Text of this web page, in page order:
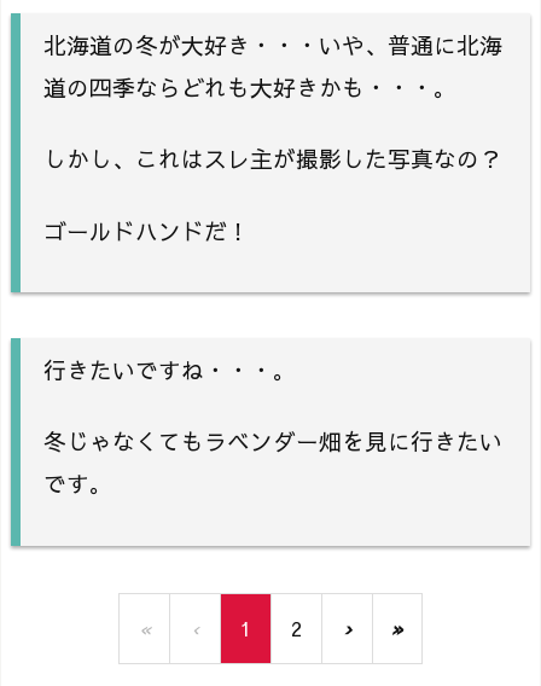
北海道の冬が大好き・・・いや、普通に北海
道の四季ならどれも大好きかも・・・。
しかし、これはスレ主が撮影した写真なの？
ゴールドハンドだ！
行きたいですね・・・。
冬じゃなくてもラベンダー畑を見に行きたい
です。
« ‹ 1 2 › »